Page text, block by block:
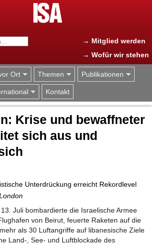
Jump to navigation
→ Mitglied werden
→ Wofür wir stehen
Ort Themen Publikationen
Kontakt
Krise und bewaffneter
sich aus und
Unterdrückung erreicht Rekordlevel
Juli bombardierte die Israelische Armee
von Beirut, feuerte Raketen auf die
als 30 Luftangriffe auf libanesische Ziele
Land-, See- und Luftblockade des